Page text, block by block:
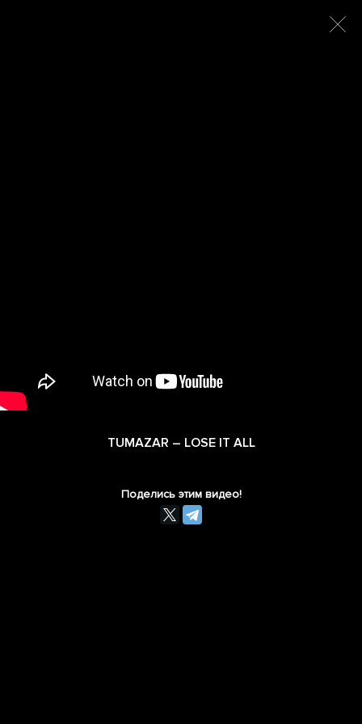
TUMAZAR – LOSE IT ALL
Поделись этим видео!